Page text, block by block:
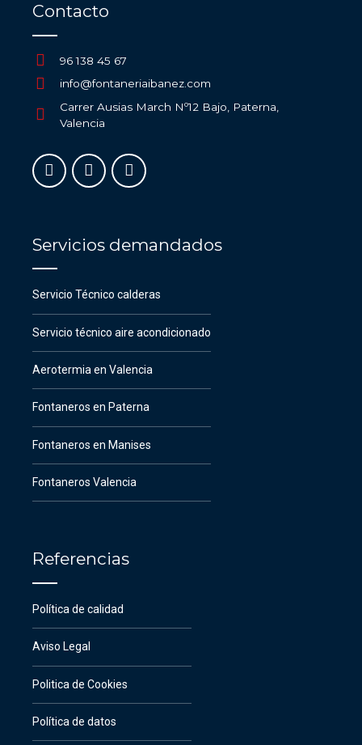
Contacto
96 138 45 67
info@fontaneriaibanez.com
Carrer Ausias March Nº12 Bajo, Paterna,
Valencia
Servicios demandados
Servicio Técnico calderas
Servicio técnico aire acondicionado
Aerotermia en Valencia
Fontaneros en Paterna
Fontaneros en Manises
Fontaneros Valencia
Referencias
Política de calidad
Aviso Legal
Politica de Cookies
Política de datos